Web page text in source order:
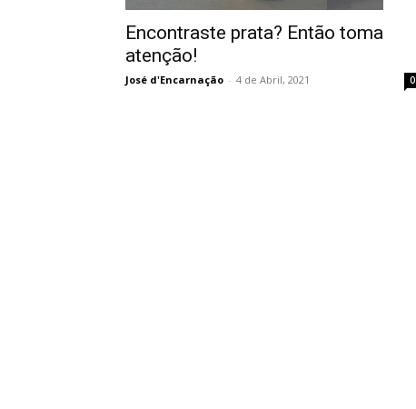
Encontraste prata? Então toma
atenção!
José d'Encarnação - 4 de Abril, 2021 0